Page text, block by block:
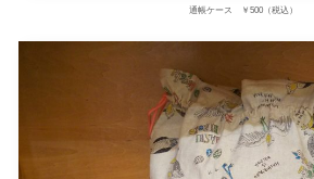
通帳ケース ￥500（税込）